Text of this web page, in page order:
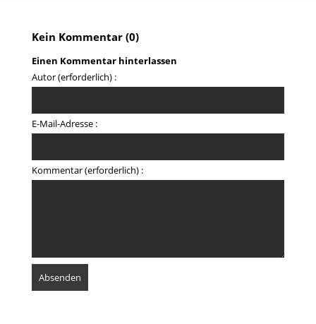
Kein Kommentar (0)
Einen Kommentar hinterlassen
Autor (erforderlich) :
E-Mail-Adresse :
Kommentar (erforderlich) :